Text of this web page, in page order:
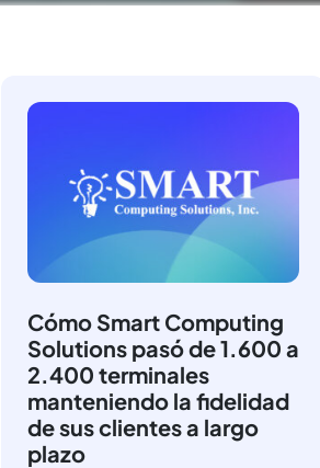
Cómo Smart Computing
Solutions pasó de 1.600 a
2.400 terminales
manteniendo la fidelidad
de sus clientes a largo
plazo